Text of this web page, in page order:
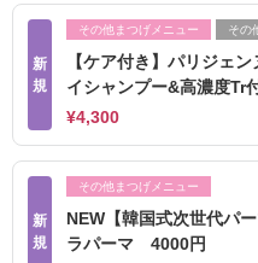
新
規
その他まつげメニュー その
【ケア付き】パリジェ
イシャンプー&高濃度Tr
¥4,300
新
規
その他まつげメニュー
NEW【韓国式次世代パ
ラパーマ 4000円